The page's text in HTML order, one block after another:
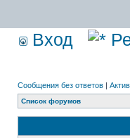
Вход
Сообщения без ответов |
Список форумов